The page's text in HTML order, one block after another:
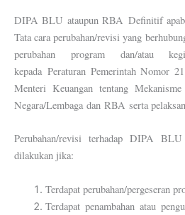
DIPA BLU ataupun RBA Definitif
Tata cara perubahan/revisi yang
perubahan program dan/atau
kepada Peraturan Pemerintah Nomor
Menteri Keuangan tentang
Negara/Lembaga dan RBA serta
Perubahan/revisi terhadap DIPA
dilakukan jika:
Terdapat perubahan/pergeseran
Terdapat penambahan atau